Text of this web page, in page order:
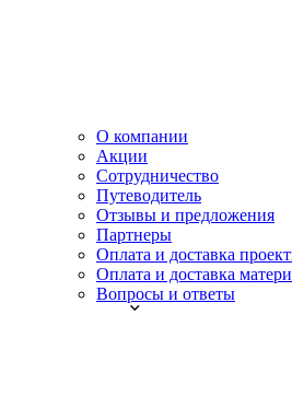
О компании
Акции
Сотрудничество
Путеводитель
Отзывы и предложения
Партнеры
Оплата и доставка
Оплата и доставка
Вопросы и ответы